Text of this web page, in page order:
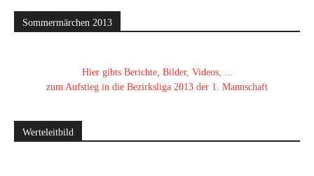
Sommermärchen 2013
Hier gibts Berichte, Bilder, Videos, ...
zum Aufstieg in die Bezirksliga 2013 der 1. Mannschaft
Werteleitbild